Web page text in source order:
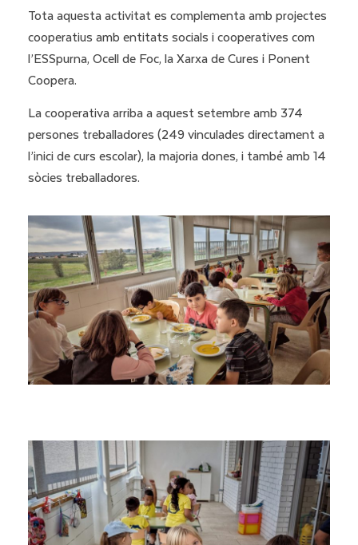
Tota aquesta activitat es complementa amb projectes
cooperatius amb entitats socials i cooperatives com
l’ESSpurna, Ocell de Foc, la Xarxa de Cures i Ponent
Coopera.
La cooperativa arriba a aquest setembre amb 374
persones treballadores (249 vinculades directament a
l’inicide curs escolar), la majoria dones, i també amb 14
sòcies treballadores.